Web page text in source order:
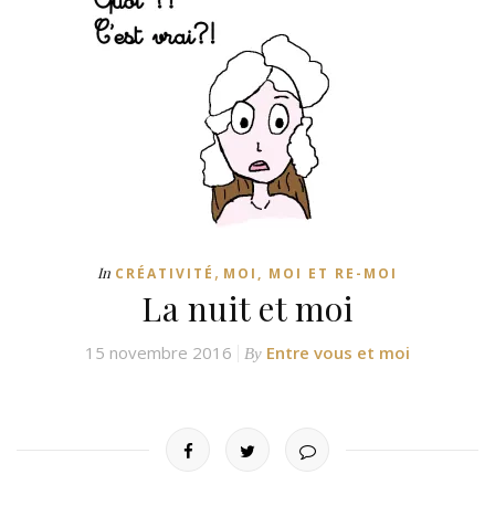
In CRÉATIVITÉ , MOI, MOI ET RE-MOI
La nuit et moi
15 novembre 2016 By Entre vous et moi